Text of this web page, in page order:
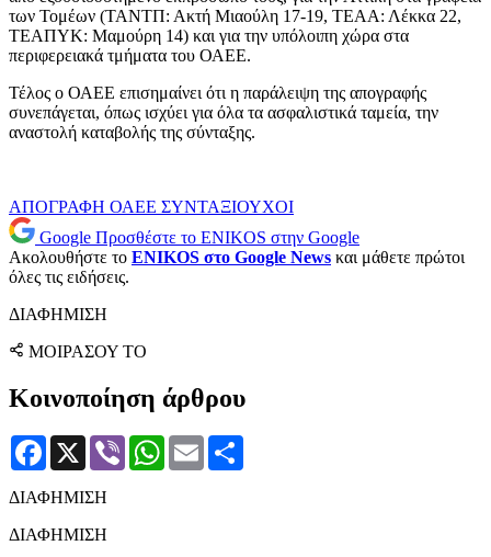
των Τομέων (ΤΑΝΤΠ: Ακτή Μιαούλη 17-19, ΤΕΑΑ: Λέκκα 22,
ΤΕΑΠΥΚ: Μαμούρη 14) και για την υπόλοιπη χώρα στα
περιφερειακά τμήματα του ΟΑΕΕ.
Τέλος ο ΟΑΕΕ επισημαίνει ότι η παράλειψη της απογραφής
συνεπάγεται, όπως ισχύει για όλα τα ασφαλιστικά ταμεία, την
αναστολή καταβολής της σύνταξης.
ΑΠΟΓΡΑΦΗ ΟΑΕΕ ΣΥΝΤΑΞΙΟΥΧΟΙ
Google Προσθέστε το ENIKOS στην Google
Ακολουθήστε το ENIKOS στο Google News και μάθετε πρώτοι
όλες τις ειδήσεις.
ΔΙΑΦΗΜΙΣΗ
ΜΟΙΡΑΣΟΥ ΤΟ
Κοινοποίηση άρθρου
Facebook
X Viber WhatsApp
Email
ΔΙΑΦΗΜΙΣΗ
ΔΙΑΦΗΜΙΣΗ